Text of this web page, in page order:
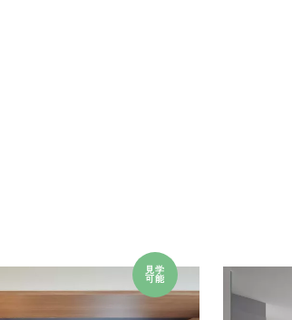
見学
可能